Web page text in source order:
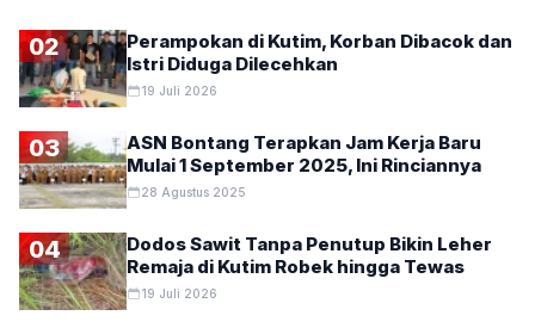
02
Perampokan di Kutim, Korban Dibacok dan
Istri Diduga Dilecehkan
19 Juli 2026
03
ASN Bontang Terapkan Jam Kerja Baru
Mulai 1 September 2025, Ini Rinciannya
28 Agustus 2025
04
Dodos Sawit Tanpa Penutup Bikin Leher
Remaja di Kutim Robek hingga Tewas
19 Juli 2026